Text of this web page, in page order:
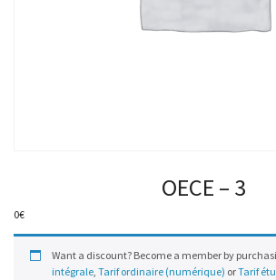
OECE – 3
0€
Want a discount? Become a member by
intégrale, Tarif ordinaire (numérique) orTarif